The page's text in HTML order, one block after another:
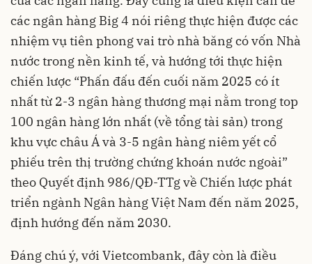
các ngân hàng Big 4 nói riêng thực hiện được các
nhiệm vụ tiên phong vai trò nhà băng có vốn Nhà
nước trong nền kinh tế, và hướng tới thực hiện
chiến lược “Phấn đấu đến cuối năm 2025 có ít
nhất từ 2-3 ngân hàng thương mại nằm trong top
100 ngân hàng lớn nhất (về tổng tài sản) trong
khu vực châu Á và 3-5 ngân hàng niêm yết cổ
phiếu trên thị trường chứng khoán nước ngoài”
theo Quyết định 986/QĐ-TTg về Chiến lược phát
triển ngành Ngân hàng Việt Nam đến năm 2025,
định hướng đến năm 2030.
Đáng chú ý, với Vietcombank, đây còn là điều